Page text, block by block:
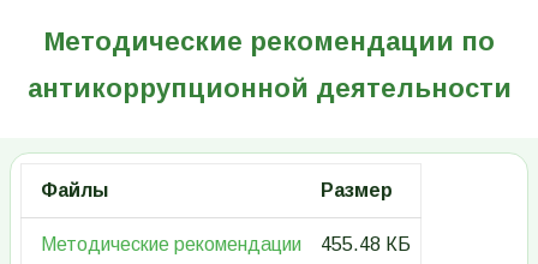
Методические рекомендации по
антикоррупционной деятельности
Файлы Размер
Методические рекомендации 455.48 КБ